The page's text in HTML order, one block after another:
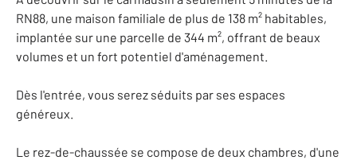
RN88, une maison familiale de plus de 138 m² habitables,
implantée sur une parcelle de 344 m², offrant de beaux
volumes et un fort potentiel d'aménagement.
Dès l'entrée, vous serez séduits par ses espaces
généreux.
Le rez-de-chaussée se compose de deux chambres, d'une